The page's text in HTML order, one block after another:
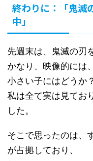
終わりに：「鬼滅
中」
先週末は、鬼滅の刃
かなり、映像的には
小さい子にはどうか
私は全て実は見てお
した。
そこで思ったのは、
が占拠しており、